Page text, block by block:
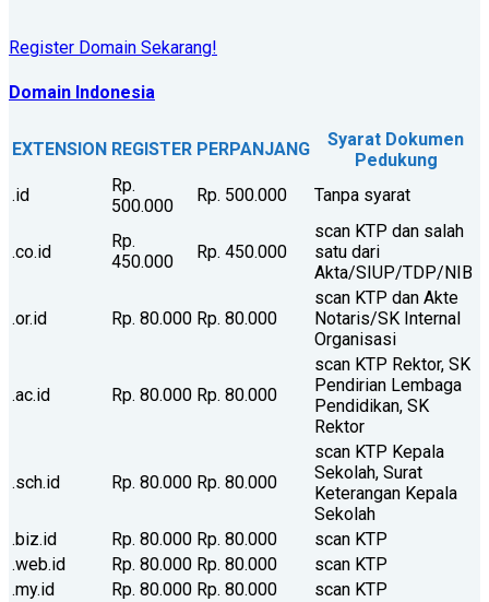
Register Domain Sekarang!
Domain Indonesia
EXTENSION REGISTER PERPANJANG
Syarat Dokumen
Pedukung
.id
Rp.
500.000
Rp. 500.000 Tanpa syarat
.co.id
Rp.
450.000
Rp. 450.000
scan KTP dan salah
satu dari
Akta/SIUP/TDP/NIB
.or.id Rp. 80.000 Rp. 80.000
scan KTP dan Akte
Notaris/SK Internal
Organisasi
.ac.id Rp. 80.000 Rp. 80.000
scan KTP Rektor, SK
Pendirian Lembaga
Pendidikan, SK
Rektor
.sch.id Rp. 80.000 Rp. 80.000
scan KTP Kepala
Sekolah, Surat
Keterangan Kepala
Sekolah
.biz.id
Rp. 80.000 Rp. 80.000
scan KTP
.web.id
Rp. 80.000 Rp. 80.000
scan KTP
.my.id
Rp. 80.000 Rp. 80.000 scan KTP